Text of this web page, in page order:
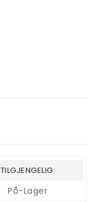
TILGJENGELIG:
På-Lager